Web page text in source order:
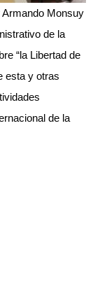
Monsuy
de la
“la Libertad de
esta y otras
de la